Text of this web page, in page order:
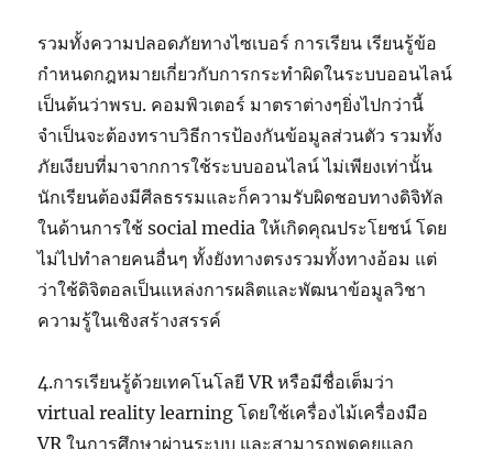
รวมทั้งความปลอดภัยทางไซเบอร์ การเรียน เรียนรู้ข้อ
กำหนดกฎหมายเกี่ยวกับการกระทำผิดในระบบออนไลน์
เป็นต้นว่าพรบ. คอมพิวเตอร์ มาตราต่างๆยิ่งไปกว่านี้
จำเป็นจะต้องทราบวิธีการป้องกันข้อมูลส่วนตัว รวมทั้ง
ภัยเงียบที่มาจากการใช้ระบบออนไลน์ ไม่เพียงเท่านั้น
นักเรียนต้องมีศีลธรรมและก็ความรับผิดชอบทางดิจิทัล
ในด้านการใช้ social media ให้เกิดคุณประโยชน์ โดย
ไม่ไปทำลายคนอื่นๆ ทั้งยังทางตรงรวมทั้งทางอ้อม แต่
ว่าใช้ดิจิตอลเป็นแหล่งการผลิตและพัฒนาข้อมูลวิชา
ความรู้ในเชิงสร้างสรรค์
4.การเรียนรู้ด้วยเทคโนโลยี VR หรือมีชื่อเต็มว่า
virtual reality learning โดยใช้เครื่องไม้เครื่องมือ
VR ในการศึกษาผ่านระบบ และสามารถพูดคุยแลก